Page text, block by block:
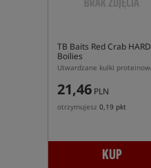
TB Baits Red Crab HARD
Boilies
21,46 PLN
otrzymujesz 0,19 pkt
KUP